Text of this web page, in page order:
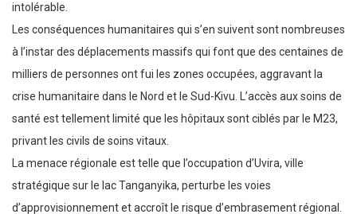
intolérable.
Les conséquences humanitaires qui s’en suivent sont nombreuses
à l’instar des déplacements massifs qui font que des centaines de
milliers de personnes ont fui les zones occupées, aggravant la
crise humanitaire dans le Nord et le Sud-Kivu. L’accès aux soins de
santé est tellement limité que les hôpitaux sont ciblés par le M23,
privant les civils de soins vitaux.
La menace régionale est telle que l’occupation d’Uvira, ville
stratégique sur le lac Tanganyika, perturbe les voies
d’approvisionnement et accroît le risque d’embrasement régional.